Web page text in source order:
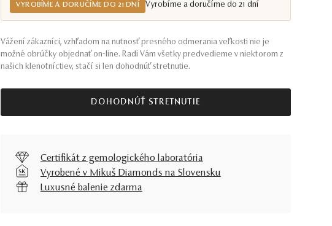
VYROBÍME A DORUČÍME DO 21 DNÍ Vyrobíme a doručíme do 21 dní
Vážení zákazníci, vzhľadom na nutnosť presného odmerania veľkosti nie je
možné obrúčky objednať on-line. Radi Vám všetky predvedieme v niektorom z
našich klenotníctiev, stačí si len dohodnúť stretnutie.
DOHODNÚŤ STRETNUTIE
Certifikát z gemologického laboratória
Vyrobené v Mikuš Diamonds na Slovensku
Luxusné balenie zdarma